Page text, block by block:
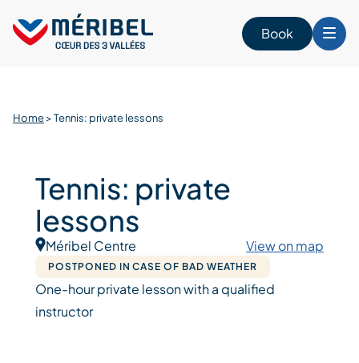
content
Book
Home>Tennis: private lessons
Tennis: private
lessons
Méribel Centre View on map
POSTPONED IN CASE OF BAD WEATHER
One-hour private lesson with a qualified
instructor